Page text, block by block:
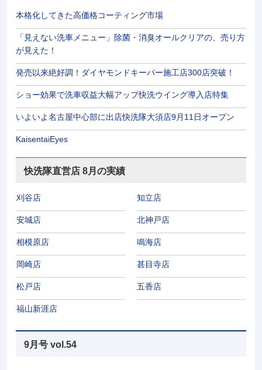
本格化してきた高価格コーティング市場
「見えない洗車メニュー」除菌・消臭オールクリアの、売り方
が見えた！
発売以来絶好調！ダイヤモンドキーパー施工店300店突破！
ショー効果で洗車収益大幅アップ快洗ウイング導入店特集
いよいよ名古屋中心部に出店快洗隊大須店9月11日オープン
KaisentaiEyes
快洗隊直営店 8月の実績
刈谷店 知立店
安城店 北神戸店
相模原店 鳴海店
岡崎店 甚目寺店
松戸店 五香店
福山新涯店
9月号 vol.54